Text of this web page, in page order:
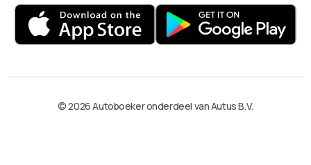
© 2026 Autoboeker onderdeel van Autus B.V.